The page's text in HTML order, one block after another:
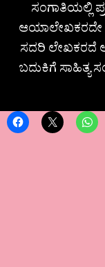
ಸಂಗಾತಿಯಲ್ಲಿ
ಆಯಾಲೇಖಕರದೇ
ಸದರಿ ಲೇಖಕರದೆ
ಬದುಕಿಗೆ ಸಾಹಿತ್ಯ